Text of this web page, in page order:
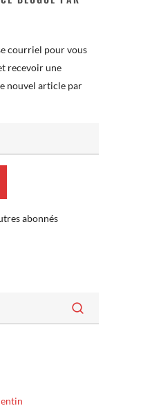
courriel pour vous
recevoir une
nouvel article par
abonnés